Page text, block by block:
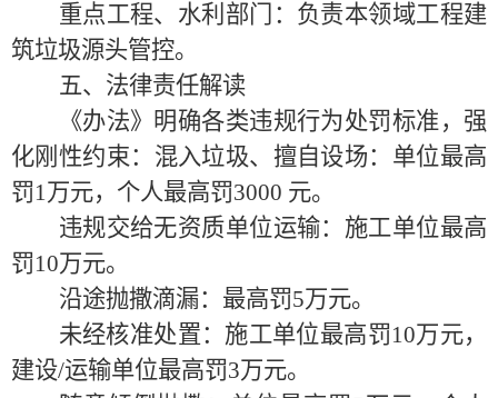
重点工程、水利部门：负责本领域工程建
筑垃圾源头管控。
五、法律责任解读
《办法》明确各类违规行为处罚标准，强
化刚性约束： 混入垃圾、擅自设场：单位最高
罚1万元，个人最高罚3000 元。
违规交给无资质单位运输：施工单位最高
罚10万元。
沿途抛撒滴漏：最高罚5万元。
未经核准处置：施工单位最高罚10万元，
建设/运输单位最高罚3万元。